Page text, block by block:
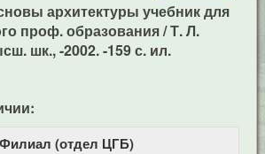
архитектуры учебник для
проф. образования / Т. Л.
шк., -2002. -159 с. ил.
Филиал (отдел ЦГБ)